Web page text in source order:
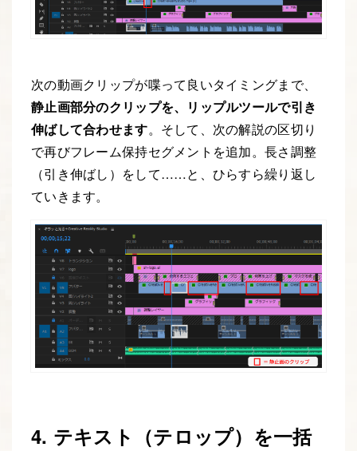
次の動画クリップが喋って良いタイミングまで、
静止画部分のクリップを、リップルツールで引き
伸ばして合わせます。そして、次の解説の区切り
で再びフレーム保持セグメントを追加。長さ調整
（引き伸ばし）をして……と、ひらすら繰り返し
ていきます。
4. テキスト（テロップ）を一括